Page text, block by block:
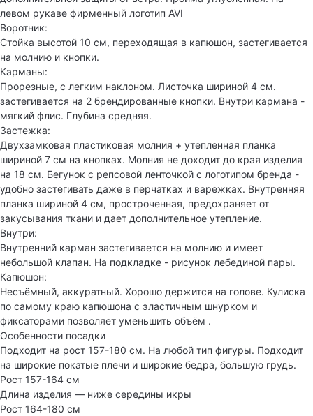
левом рукаве фирменный логотип AVI
Воротник:
Стойка высотой 10 см, переходящая в капюшон, застегивается
на молнию и кнопки.
Карманы:
Прорезные, с легким наклоном. Листочка шириной 4 см.
застегивается на 2 брендированные кнопки. Внутри кармана -
мягкий флис. Глубина средняя.
Застежка:
Двухзамковая пластиковая молния + утепленная планка
шириной 7 см на кнопках. Молния не доходит до края изделия
на 18 см. Бегунок с репсовой ленточкой с логотипом бренда -
удобно застегивать даже в перчатках и варежках. Внутренняя
планка шириной 4 см, простроченная, предохраняет от
закусывания ткани и дает дополнительное утепление.
Внутри:
Внутренний карман застегивается на молнию и имеет
небольшой клапан. На подкладке - рисунок лебединой пары.
Капюшон:
Несъёмный, аккуратный. Хорошо держится на голове. Кулиска
по самому краю капюшона с эластичным шнурком и
фиксаторами позволяет уменьшить объём .
Особенности посадки
Подходит на рост 157-180 см. На любой тип фигуры. Подходит
на широкие покатые плечи и широкие бедра, большую грудь.
Рост 157-164 см
Длина изделия — ниже середины икры
Рост 164-180 см